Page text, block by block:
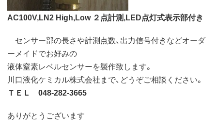
AC100V,LN2 High,Low ２点計測,LED点灯式表示部付き
センサー部の長さや計測点数、出力信号付きなどオーダ
ーメイドでお好みの
液体窒素レベルセンサーを製作致します。
川口液化ケミカル株式会社まで、どうぞご相談ください。
ＴＥＬ 048-282-3665
ありがとうございます